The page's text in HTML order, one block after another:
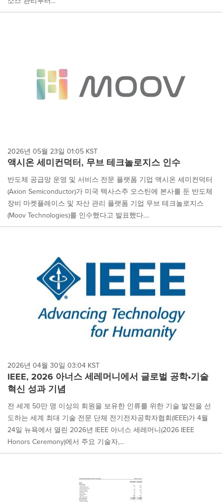
2026년 05월 23일 01:05 KST
액시온 세미컨덕터, 무브 테크놀로지스 인수
반도체 공급망 운영 및 서비스 전문 플랫폼 기업 액시온 세미컨덕터
(Axion Semiconductor)가 미국 텍사스주 오스틴에 본사를 둔 반도체
장비 마켓플레이스 및 자산 관리 플랫폼 기업 무브 테크놀로지스
(Moov Technologies)를 인수했다고 발표했다....
2026년 04월 30일 03:04 KST
IEEE, 2026 아너스 세레머니에서 글로벌 공학•기술
혁신 성과 기념
전 세계 50만 명 이상의 회원을 보유한 인류를 위한 기술 발전을 선
도하는 세계 최대 기술 전문 단체 전기전자공학자협회(IEEE)가 4월
24일 뉴욕에서 열린 2026년 IEEE 아너스 세레머니(2026 IEEE
Honors Ceremony)에서 주요 기술자,...